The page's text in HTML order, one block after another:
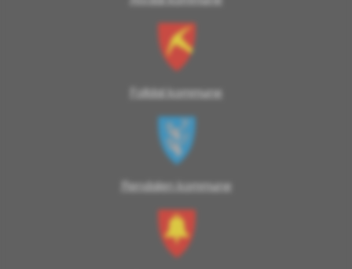
Folldal kommune
Rendalen kommune